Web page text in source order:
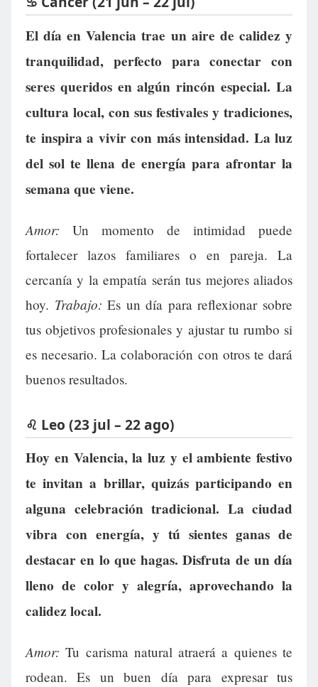
El día en Valencia trae un aire de calidez y
tranquilidad, perfecto para conectar con
seres queridos en algún rincón especial. La
cultura local, con sus festivales y tradiciones,
te inspira a vivir con más intensidad. La luz
del sol te llena de energía para afrontar la
semana que viene.
Amor: Un momento de intimidad puede
fortalecer lazos familiares o en pareja. La
cercanía y la empatía serán tus mejores aliados
hoy. Trabajo: Es un día para reflexionar sobre
tus objetivos profesionales y ajustar tu rumbo si
es necesario. La colaboración con otros te dará
buenos resultados.
♌ Leo (23 jul – 22 ago)
Hoy en Valencia, la luz y el ambiente festivo
te invitan a brillar, quizás participando en
alguna celebración tradicional. La ciudad
vibra con energía, y tú sientes ganas de
destacar en lo que hagas. Disfruta de un día
lleno de color y alegría, aprovechando la
calidez local.
Amor: Tu carisma natural atraerá a quienes te
rodean. Es un buen día para expresar tus